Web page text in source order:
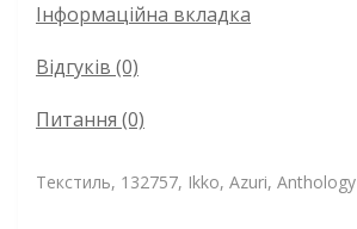
Інформаційна вкладка
Відгуків (0)
Питання (0)
Текстиль, 132757, Ikko, Azuri, Anthology